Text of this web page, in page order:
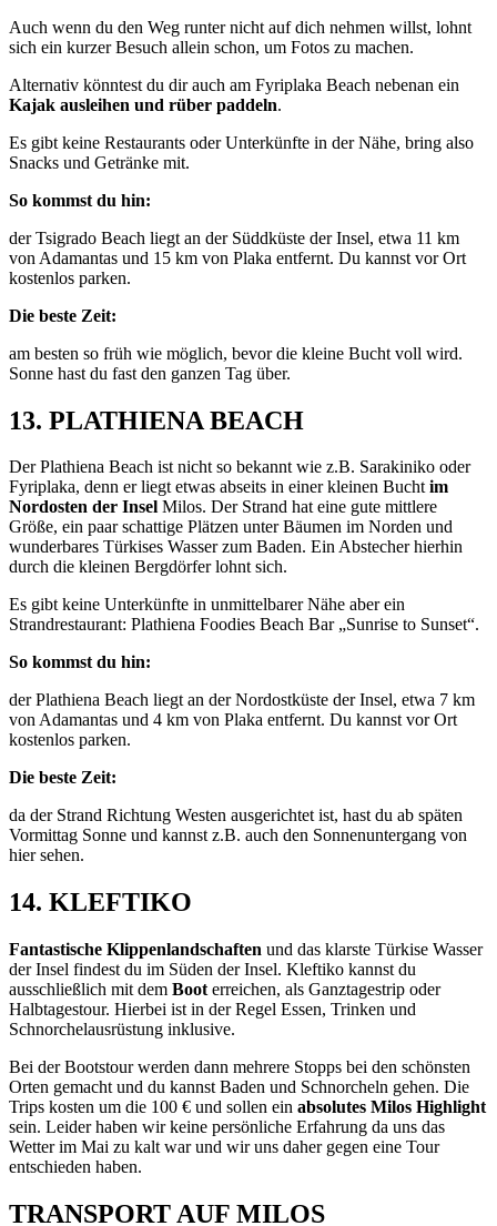
Auch wenn du den Weg runter nicht auf dich nehmen willst, lohnt
sich ein kurzer Besuch allein schon, um Fotos zu machen.
Alternativ könntest du dir auch am Fyriplaka Beach nebenan ein
Kajak ausleihen und rüber paddeln.
Es gibt keine Restaurants oder Unterkünfte in der Nähe, bring also
Snacks und Getränke mit.
So kommst du hin:
der Tsigrado Beach liegt an der Süddküste der Insel, etwa 11 km
von Adamantas und 15 km von Plaka entfernt. Du kannst vor Ort
kostenlos parken.
Die beste Zeit:
am besten so früh wie möglich, bevor die kleine Bucht voll wird.
Sonne hast du fast den ganzen Tag über.
13. PLATHIENA BEACH
Der Plathiena Beach ist nicht so bekannt wie z.B. Sarakiniko oder
Fyriplaka, denn er liegt etwas abseits in einer kleinen Buchtim
Nordosten der Insel Milos. Der Strand hat eine gute mittlere
Größe, ein paar schattige Plätzen unter Bäumen im Norden und
wunderbares Türkises Wasser zum Baden. Ein Abstecher hierhin
durch die kleinen Bergdörfer lohnt sich.
Es gibt keine Unterkünfte in unmittelbarer Nähe aber ein
Strandrestaurant: Plathiena Foodies Beach Bar „Sunrise to Sunset“.
So kommst du hin:
der Plathiena Beach liegt an der Nordostküste der Insel, etwa 7 km
von Adamantas und 4 km von Plaka entfernt. Du kannst vor Ort
kostenlos parken.
Die beste Zeit:
da der Strand Richtung Westen ausgerichtet ist, hast du ab späten
Vormittag Sonne und kannst z.B. auch den Sonnenuntergang von
hier sehen.
14. KLEFTIKO
Fantastische Klippenlandschaften und das klarste Türkise Wasser
der Insel findest du im Süden der Insel. Kleftiko kannst du
ausschließlich mit dem Boot erreichen, als Ganztagestrip oder
Halbtagestour. Hierbei ist in der Regel Essen, Trinken und
Schnorchelausrüstung inklusive.
Bei der Bootstour werden dann mehrere Stopps bei den schönsten
Orten gemacht und du kannst Baden und Schnorcheln gehen. Die
Trips kosten um die 100 € und sollen ein absolutes Milos Highlight
sein. Leider haben wir keine persönliche Erfahrung da uns das
Wetter im Mai zu kalt war und wir uns daher gegen eine Tour
entschieden haben.
TRANSPORT AUF MILOS